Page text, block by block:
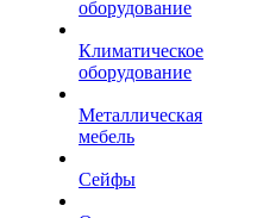
оборудование
Климатическое
оборудование
Металлическая
мебель
Сейфы